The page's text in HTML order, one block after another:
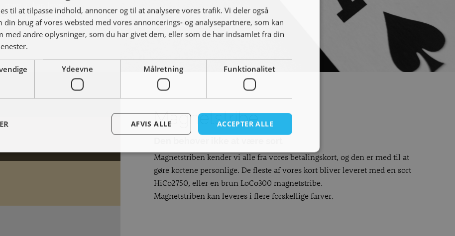
men vi kan levere
kort m.m.
Magnetstribe
Magnetstriben kender vi alle fra vores betalingskort, og den er med til at
gøre kortene personlige. De fleste af vores kort bliver leveret med en sort
HiCo2750, eller en brun LoCo300 magnetstribe.
Magnetstriben kan leveres i flere forskellige farver.
til at tilpasse indhold, annoncer og til at analysere vores trafik. Vi deler også
din brug af vores websted med vores annoncerings- og analysepartnere, som kan
med andre oplysninger, som du har givet dem, eller som de har indsamlet fra din
Ydeevne Målretning Funktionalitet
ACCEPTER ALLE
AFVIS ALLE